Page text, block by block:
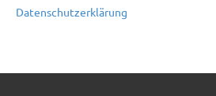
Datenschutzerklärung